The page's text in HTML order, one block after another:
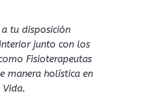
tu disposición
junto con los
Fisioterapeutas
manera holística en